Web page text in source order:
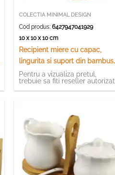
COLECTIA MINIMAL DESIGN
Cod produs:6427947041929
10 x 10 x 10 cm
Recipient miere cu capac,
lingurita si suport din bambus
„Honey”
Pentru a vizualiza pretul,
trebuie sa fiti reseller autorizat